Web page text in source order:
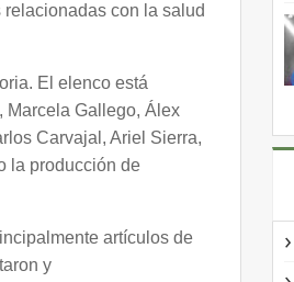
con la salud
El elenco está
Marcela Gallego, Álex
Carvajal, Ariel Sierra,
la producción de
artículos de
y